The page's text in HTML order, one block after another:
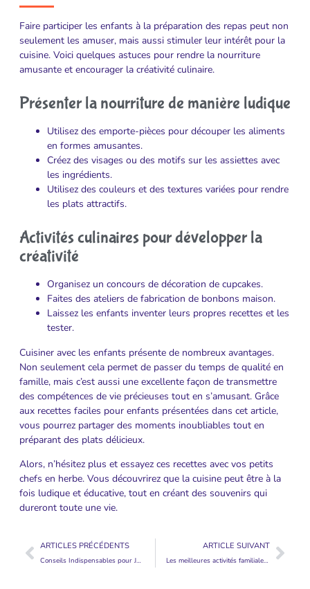
Faire participer les enfants à la préparation des repas peut non
seulement les amuser, mais aussi stimuler leur intérêt pour la
cuisine. Voici quelques astuces pour rendre la nourriture
amusante et encourager la créativité culinaire.
Présenter la nourriture de manière ludique
Utilisez des emporte-pièces pour découper les aliments
en formes amusantes.
Créez des visages ou des motifs sur les assiettes avec
les ingrédients.
Utilisez des couleurs et des textures variées pour rendre
les plats attractifs.
Activités culinaires pour développer la
créativité
Organisez un concours de décoration de cupcakes.
Faites des ateliers de fabrication de bonbons maison.
Laissez les enfants inventer leurs propres recettes et les
tester.
Cuisiner avec les enfants présente de nombreux avantages.
Non seulement cela permet de passer du temps de qualité en
famille, mais c’est aussi une excellente façon de transmettre
des compétences de vie précieuses tout en s’amusant. Grâce
aux recettes faciles pour enfants présentées dans cet article,
vous pourrez partager des moments inoubliables tout en
préparant des plats délicieux.
Alors, n’hésitez plus et essayez ces recettes avec vos petits
chefs en herbe. Vous découvrirez que la cuisine peut être à la
fois ludique et éducative, tout en créant des souvenirs qui
dureront toute une vie.
ARTICLES PRÉCÉDENTS
Conseils Indispensables pour Jeunes Pères : Devenir le Super Papa
ARTICLE SUIVANT
Les meilleures activités familiales pour une journée avec papa